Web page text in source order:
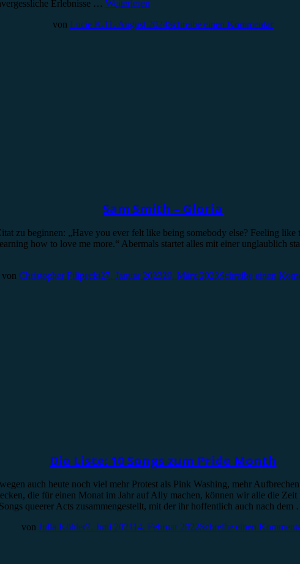
Erlebnisse … Weiterlesen
von Lucie K.11. August 2024Schreibe einen Kommentar
Sam Smith – Gloria
zu beginnen: „Have you ever felt like being somebody else? Feeling
how to love me more.“ Abermals startet alles mit einer unglaublich
von Christopher Filipecki27. Januar 202329. März 2023Schreibe einen
Die Liste: 10 Songs zum Pride Month
auch heute noch viel mehr Protest als Pink Washing, mehr
die für einen Monat im Jahr auf Ally machen, können wir alle die
queerer Acts zusammengestellt, mit der ihr hoffentlich auch nach dem
von Julia Köhler7. Juni 202114. Februar 2022Schreibe einen